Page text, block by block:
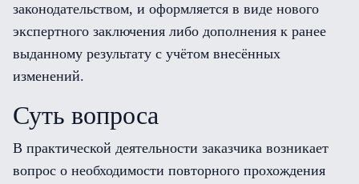
законодательством, и оформляется в виде нового
экспертного заключения либо дополнения к ранее
выданному результату с учётом внесённых
изменений.
Суть вопроса
В практической деятельности заказчика возникает
вопрос о необходимости повторного прохождения